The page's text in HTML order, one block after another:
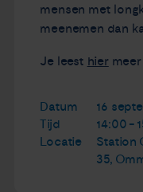
Over ons
Zorgverleners
Contact
mensen met
meenemen dan
Je leest hier
Datum
16
Tijd
14:00 -
Locatie
Station
35,